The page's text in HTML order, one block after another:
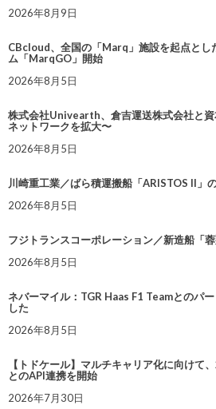
2026年8月9日
CBcloud、全国の「Marq」施設を起点とし
ム「MarqGO」開始
2026年8月5日
株式会社Univearth、倉吉運送株式会社と
ネットワークを拡大〜
2026年8月5日
川崎重工業／ばら積運搬船「ARISTOS II」
2026年8月5日
フジトランスコーポレーション／新造船「
2026年8月5日
ネバーマイル：TGR Haas F1 Teamとのパ
した
2026年8月5日
【トドケール】マルチキャリア化に向けて
とのAPI連携を開始
2026年7月30日